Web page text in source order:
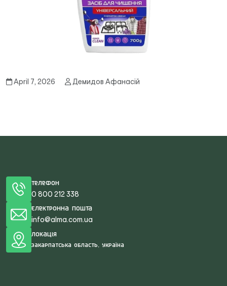
April 7, 2026 Демидов Афанасій
Телефон
0 800 212 338
Електронна пошта
info@alma.com.ua
Локація
Закарпатська область, Україна